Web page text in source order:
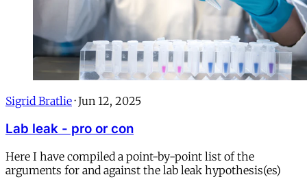
Sigrid Bratlie · Jun 12, 2025
Lab leak - pro or con
Here I have compiled a point-by-point list of the
arguments for and against the lab leak hypothesis(es)